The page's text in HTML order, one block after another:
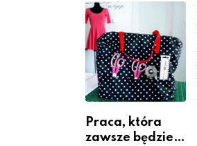
Praca, która
zawsze będzie